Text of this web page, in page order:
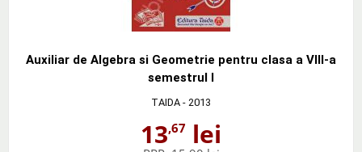
Auxiliar de Algebra si Geometrie pentru clasa a VIII-a
semestrul I
TAIDA - 2013
13,67 lei